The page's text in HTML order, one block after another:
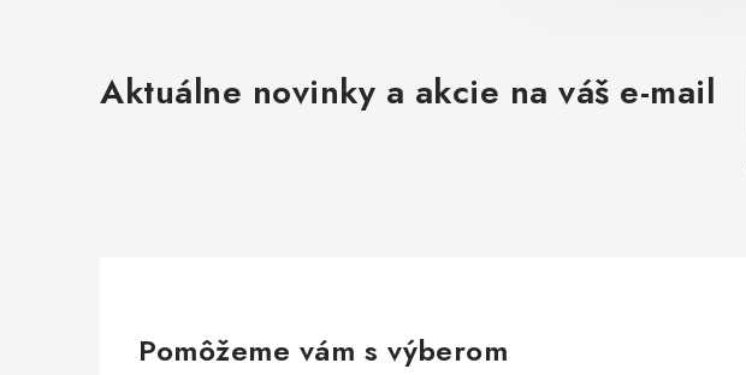
Aktuálne novinky a akcie na váš e-mail
Pomôžeme vám s výberom